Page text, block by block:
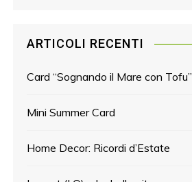
ARTICOLI RECENTI
Card “Sognando il Mare con Tofu”
Mini Summer Card
Home Decor: Ricordi d’Estate